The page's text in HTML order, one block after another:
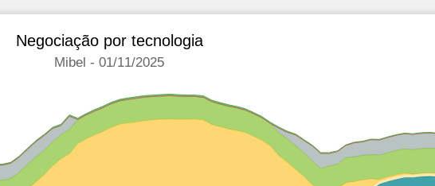
Negociação por tecnologia
Mibel - 01/11/2025